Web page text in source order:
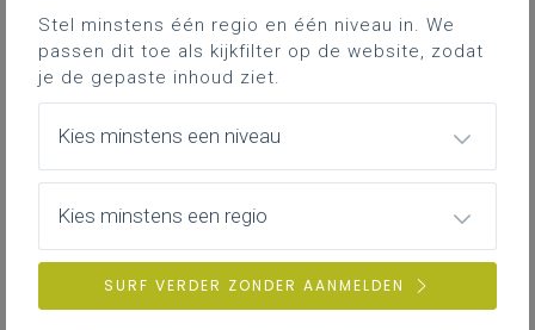
Wat is armoede en hoe herken ik het in mijn
klas?
lessen
Stel minstens één regio en één niveau in. We
passen dit toe als kijkfilter op de website, zodat
je de gepaste inhoud ziet.
Kies minstens een niveau
Kies minstens een regio
SURF VERDER ZONDER AANMELDEN